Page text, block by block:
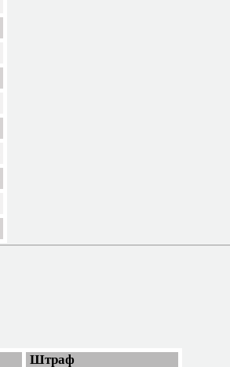
Штраф